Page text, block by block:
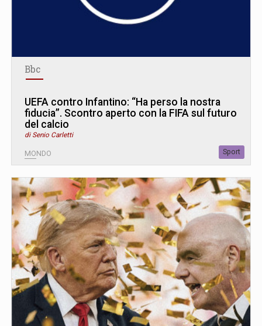
Bbc
UEFA contro Infantino: “Ha perso la nostra
fiducia”. Scontro aperto con la FIFA sul futuro
del calcio
di Senio Carletti
MONDO Sport